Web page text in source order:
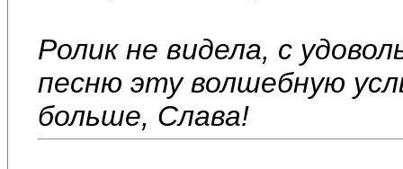
Ролик не видела, с
песню эту волшебную
больше, Слава!